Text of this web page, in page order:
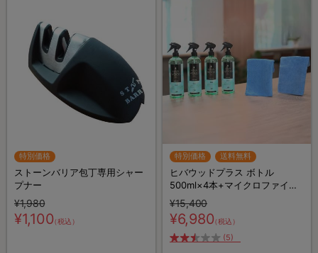
特別価格
ストーンバリア包丁専用シャー
プナー
¥1,980
¥1,100（税込）
特別価格 送料無料
ヒバウッドプラス ボトル
500ml×4本+マイクロファイバ
ークロス×2枚／防虫スプレー／
防虫剤／害虫忌避剤
¥15,400
¥6,980（税込）
(5)